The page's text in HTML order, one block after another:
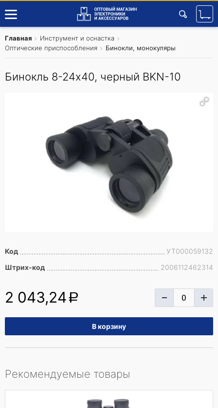
Главная
Инструмент и оснастка
Оптические приспособления
Бинокли, монокуляры
Бинокль 8-24x40, черный BKN-10
Код
УТ000059132
Штрих-код
2006112462314
2 043,24 a
Рекомендуемые товары